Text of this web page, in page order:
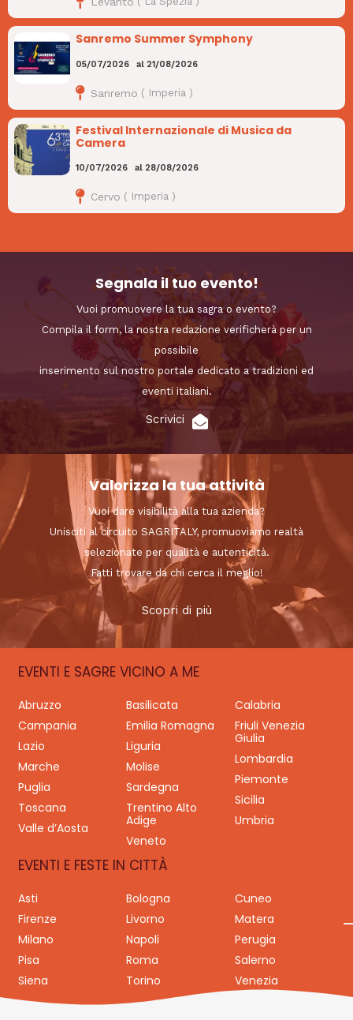
Sanremo Summer Symphony
05/07/2026 al 21/08/2026
Sanremo ( Imperia )
Festival Internazionale di Musica da
Camera
10/07/2026 al 28/08/2026
Cervo ( Imperia)
Segnala il tuo evento!
Vuoi promuovere la tua sagra o evento?
Compila il form, la nostra redazione verificherà per un
possibile
inserimento sul nostro portale dedicato a tradizioni ed
eventi italiani.
Scrivici
Valorizza la tua attività
Vuoi dare visibilità alla tua azienda?
Unisciti al circuito SAGRITALY, promuoviamo realtà
selezionate per qualità e autenticità.
Fatti trovare da chi cerca il meglio!
Scopri di più
EVENTI E SAGRE VICINO A ME
Abruzzo Basilicata
Calabria
Campania
Emilia Romagna
Friuli Venezia
Giulia
Lazio
Liguria
Lombardia
Marche
Molise
Piemonte
Puglia
Sardegna
Sicilia
Toscana
Trentino Alto
Adige
Umbria
Valle d’Aosta
Veneto
EVENTI E FESTE IN CITTÀ
Asti Bologna
Cuneo
Firenze
Livorno
Matera
Milano
Napoli
Perugia
Pisa
Roma
Salerno
Siena
Torino Venezia